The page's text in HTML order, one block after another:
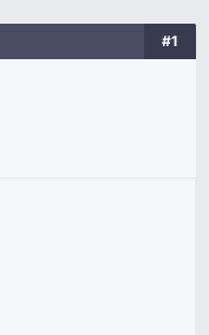
#1